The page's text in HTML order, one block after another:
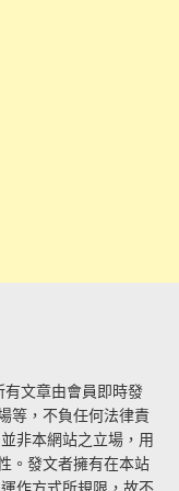
文章由會員即時發
等，不負任何法律責
非本網站之立場，用
。發文者擁有在本站